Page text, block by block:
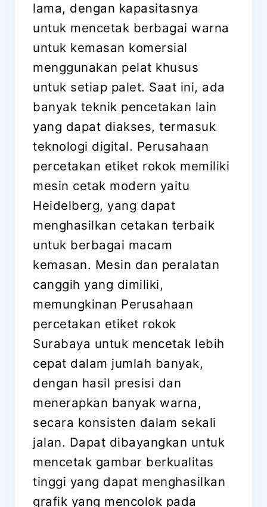
lama, dengan kapasitasnya
untuk mencetak berbagai warna
untuk kemasan komersial
menggunakan pelat khusus
untuk setiap palet. Saat ini, ada
banyak teknik pencetakan lain
yang dapat diakses, termasuk
teknologi digital. Perusahaan
percetakan etiket rokok memiliki
mesin cetak modern yaitu
Heidelberg, yang dapat
menghasilkan cetakan terbaik
untuk berbagai macam
kemasan. Mesin dan peralatan
canggih yang dimiliki,
memungkinan Perusahaan
percetakan etiket rokok
Surabaya untuk mencetak lebih
cepat dalam jumlah banyak,
dengan hasil presisi dan
menerapkan banyak warna,
secara konsisten dalam sekali
jalan. Dapat dibayangkan untuk
mencetak gambar berkualitas
tinggi yang dapat menghasilkan
grafik yang mencolok pada